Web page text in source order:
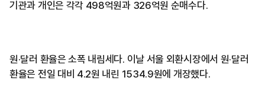
기관과 개인은 각각 498억원과 326억원 순매수다.
원·달러 환율은 소폭 내림세다. 이날 서울 외환시장에서 원·달러
환율은 전일 대비 4.2원 내린 1534.9원에 개장했다.